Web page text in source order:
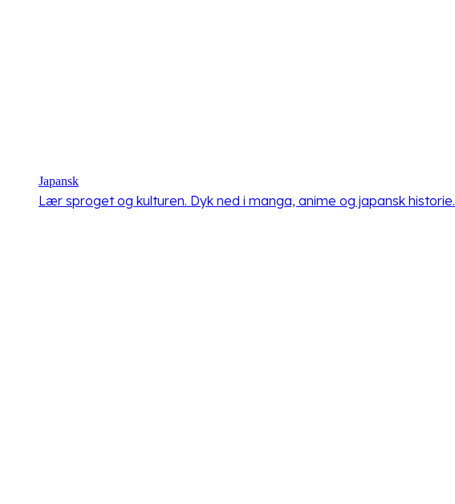
Japansk
Lær sproget og kulturen. Dyk ned i manga, anime og japansk historie.